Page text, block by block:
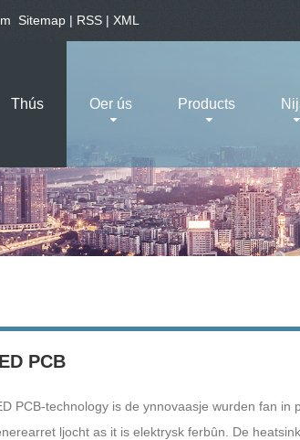
Sitemap | RSS | XML
Thús Oer ús Products
PCB
PCB-technology is de ynnovaasje wurden fan
ljocht as it is elektrysk ferbûn. De